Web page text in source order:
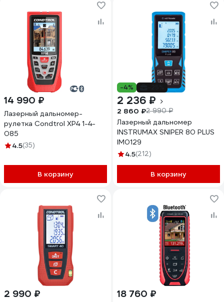
14 990 ₽
Лазерный дальномер-
рулетка Condtrol XP4 1-4-
085
4.5(35)
В корзину
-4%
2 236 ₽
2 860 ₽2 990 ₽
Лазерный дальномер
INSTRUMAX SNIPER 80 PLUS
IM0129
4.5(212)
В корзину
2 990 ₽ 18 760 ₽